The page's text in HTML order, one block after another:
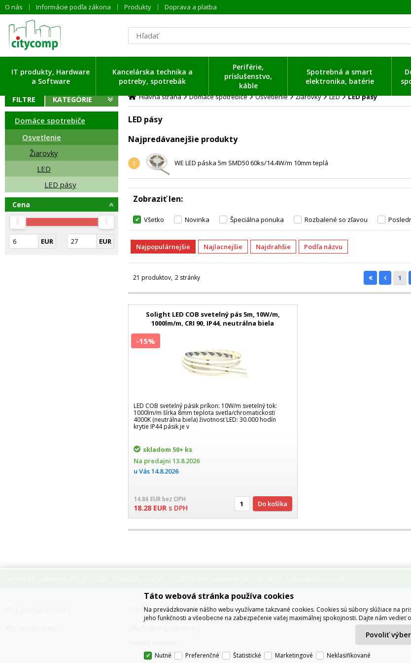
O nás Informácie podľa zákona Produkty Doprava a platba
IT produkty, Hardware
a Software
Kancelárska technika a
potreby, spotrebák
Periférie,
príslušenstvo,
káble
Spotrebná a smart
elektronika, batérie
FILTRE KATEGÓRIE
Domáce spotrebiče
Osvetlenie
Žiarovky
LED
LED pásy
Cena
EUR EUR
Hlavná strana Domáce spotrebiče Osvetlenie Žiarovky LED LED pásy
LED pásy
Najpredávanejšie produkty
1 WE LED páska 5m SMD50 60ks/14.4W/m 10mm teplá
Zobraziť len
Všetko Novinka Špeciálna ponuka Rozbalené so zľavou
Najpopulárnejšie Najlacnejšie Najdrahšie Podľa názvu
21 produktov 2 stránky 1
Solight LED COB svetelný pás 5m, 10W/m,
1000lm/m, CRI 90, IP44, neutrálna biela
LED COB svetelný pásik príkon: 10W/m svetelný tok:
1000lm/m šírka 8mm teplota svetla/chromatickosti
4000K (neutrálna biela) životnosť LED: 30.000 hodín
krytie IP44 pásik je v
skladom 50+ ks
Na predajni 13.8.2026
u Vás14.8.2026
14.86 EURbez DPH
18.28 EUR s DPH
-15%
Do košíka
Ako nakupovať
Táto webová stránka používa cookies
Na prevádzkovanie nášho webu využívame takzvané cookies. Cookies sú súbory slúžiace na
jeho funkčnosti a všeobecne na zabezpečenie vašej maximálnej spokojnosti. Dajte nám vedieť
Povoliť výber
Nutné Preferenčné Štatistické Marketingové Neklasifikované
dáta ...